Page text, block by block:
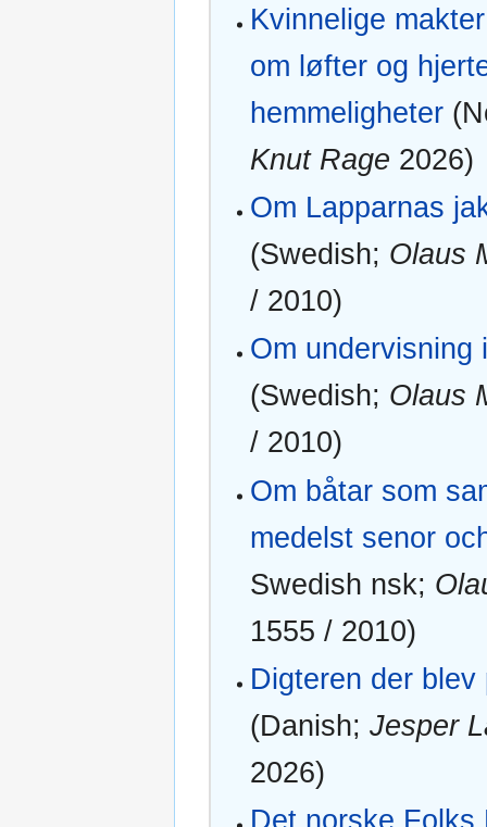
Kvinnelige
om løfter og
hemmeligheter
Knut Rage 2026)
Om Lapparnas
(Swedish; Olaus
/ 2010)
Om undervisning
(Swedish; Olaus
/ 2010)
Om båtar som
medelst senor
Swedish nsk;
1555 / 2010)
Digteren der blev
(Danish;Jesper
2026)